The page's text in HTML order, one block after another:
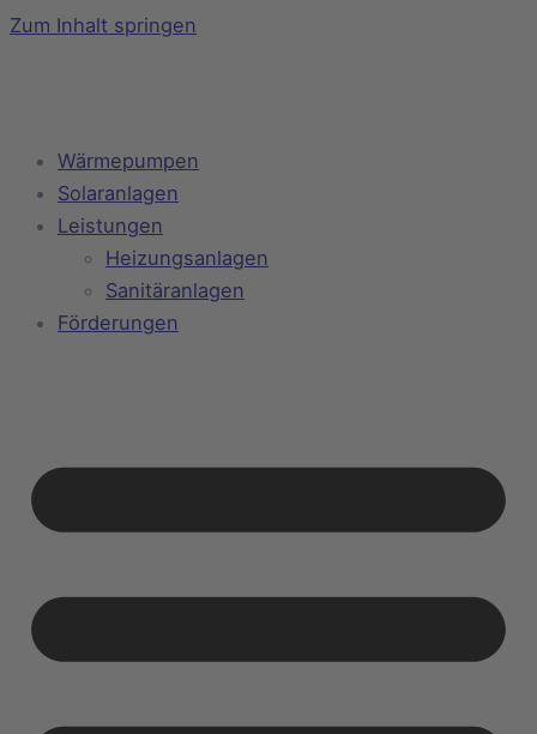
Zum Inhalt springen
Wärmepumpen
Solaranlagen
Leistungen
Heizungsanlagen
Sanitäranlagen
Förderungen